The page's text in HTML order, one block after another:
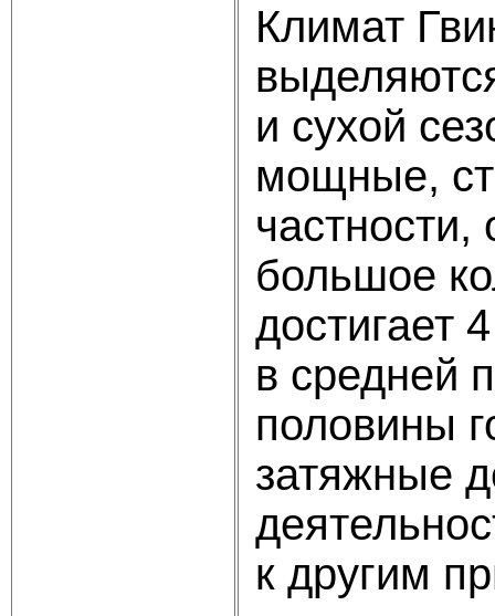
Климат
и сухой
мощные,
большое
достигает
в средней
половины
затяжные
к другим